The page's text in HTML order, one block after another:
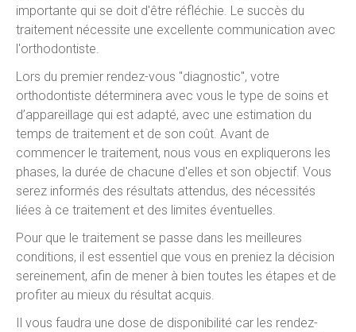
importante qui se doit d'être réfléchie. Le succès du
traitement nécessite une excellente communication avec
l'orthodontiste.
Lors du premier rendez-vous "diagnostic", votre
orthodontiste déterminera avec vous le type de soins et
d’appareillage qui est adapté, avec une estimation du
temps de traitement et de son coût. Avant de
commencer le traitement, nous vous en expliquerons les
phases, la durée de chacune d'elles et son objectif. Vous
serez informés des résultats attendus, des nécessités
liées à ce traitement et des limites éventuelles.
Pour que le traitement se passe dans les meilleures
conditions, il est essentiel que vous en preniez la décision
sereinement, afin de mener à bien toutes les étapes et de
profiter au mieux du résultat acquis.
Il vous faudra une dose de disponibilité car les rendez-